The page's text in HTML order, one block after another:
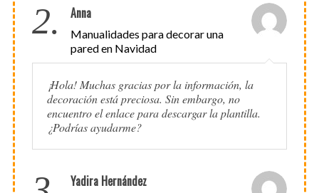
2. Anna
Manualidades para decorar una
pared en Navidad
¡Hola! Muchas gracias por la información, la
decoración está preciosa. Sin embargo, no
encuentro el enlace para descargar la plantilla.
¿Podrías ayudarme?
Yadira Hernández